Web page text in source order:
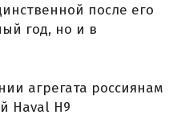
после его
год, но и в
агрегата россиянам
Haval H9